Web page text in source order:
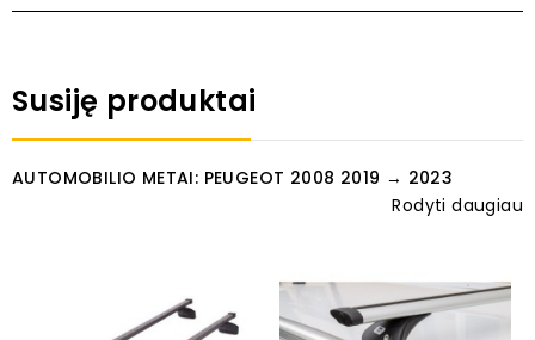
Susiję produktai
AUTOMOBILIO METAI: PEUGEOT 2008 2019 → 2023
Rodyti daugiau